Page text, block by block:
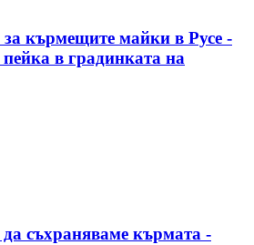
кърмещите майки в Русе -
в градинката на
съхраняваме кърмата -